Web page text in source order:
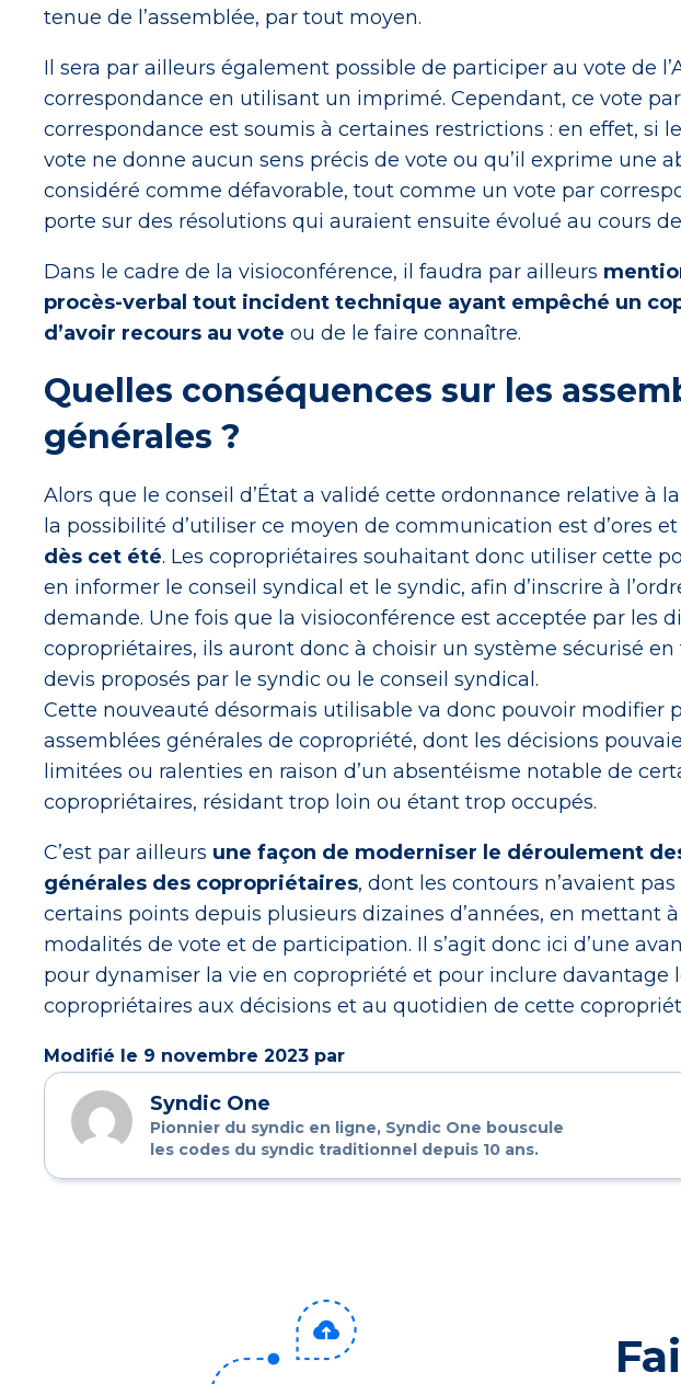
tenue de l’assemblée, par tout moyen.
Il sera par ailleurs également possible de participer au vote de
correspondance en utilisant un imprimé. Cependant, ce vote par
correspondance est soumis à certaines restrictions : en effet, si
vote ne donne aucun sens précis de vote ou qu’il exprime une
considéré comme défavorable, tout comme un vote par
porte sur des résolutions qui auraient ensuite évolué au cours
Dans le cadre de la visioconférence, il faudra par ailleurs
procès-verbal tout incident technique ayant empêché un
d’avoir recours au vote ou de le faire connaître.
Quelles conséquences sur les
générales ?
Alors que le conseil d’État a validé cette ordonnance relative à
la possibilité d’utiliser ce moyen de communication est d’ores
dès cet été. Les copropriétaires souhaitant donc utiliser cette
en informer le conseil syndical et le syndic, afin d’inscrire à
demande. Une fois que la visioconférence est acceptée par les
copropriétaires, ils auront donc à choisir un système sécurisé
devis proposés par le syndic ou le conseil syndical.
Cette nouveauté désormais utilisable va donc pouvoir modifier
assemblées générales de copropriété, dont les décisions
limitées ou ralenties en raison d’un absentéisme notable de
copropriétaires, résidant trop loin ou étant trop occupés.
C’est par ailleurs une façon de moderniser le déroulement
générales des copropriétaires, dont les contours n’avaient
certains points depuis plusieurs dizaines d’années, en mettant
modalités de vote et de participation. Il s’agit donc ici d’une
pour dynamiser la vie en copropriété et pour inclure davantage
copropriétaires aux décisions et au quotidien de cette
Modifié le 9 novembre 2023 par
Syndic One
Pionnier du syndic en ligne, Syndic One bouscule
les codes du syndic traditionnel depuis 10 ans.